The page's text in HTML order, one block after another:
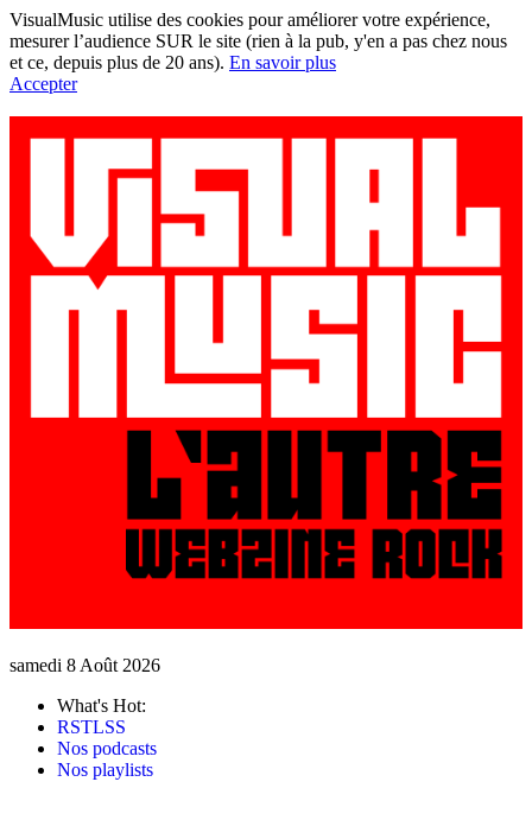
VisualMusic utilise des cookies pour améliorer votre expérience,
mesurer l’audience SUR le site (rien à la pub, y'en a pas chez nous
et ce, depuis plus de 20 ans). En savoir plus
Accepter
samedi 8 Août 2026
What's Hot:
RSTLSS
Nos podcasts
Nos playlists